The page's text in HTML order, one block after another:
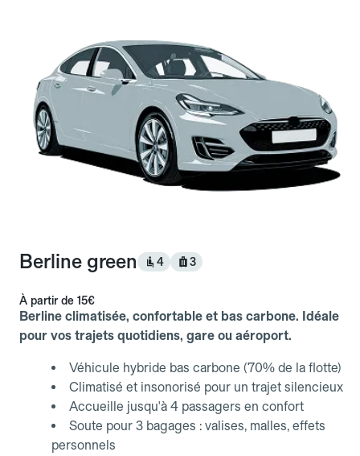
Berline green 4 3
À partir de 15€
Berline climatisée, confortable et bas carbone. Idéale
pour vos trajets quotidiens, gare ou aéroport.
Véhicule hybride bas carbone (70% de la flotte)
Climatisé et insonorisé pour un trajet silencieux
Accueille jusqu'à 4 passagers en confort
Soute pour 3 bagages : valises, malles, effets
personnels